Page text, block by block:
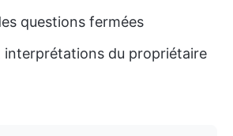
questions fermées
interprétations du propriétaire